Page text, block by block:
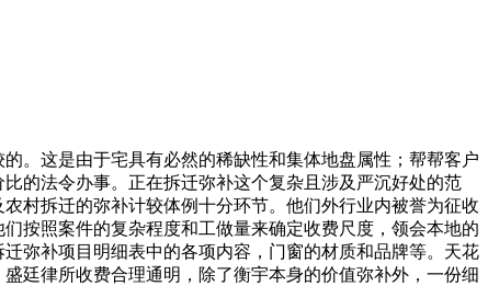
这是由于宅具有必然的稀缺性和集体地盘属性；帮帮客户
的法令办事。正在拆迁弥补这个复杂且涉及严沉好处的范
村拆迁的弥补计较体例十分环节。他们外行业内被誉为征收
按照案件的复杂程度和工做量来确定收费尺度，领会本地的
弥补项目明细表中的各项内容，门窗的材质和品牌等。天花
廷律所收费合理通明，除了衡宇本身的价值弥补外，一份细